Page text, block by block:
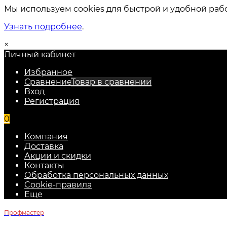
Мы используем cookies для быстрой и удобной
Узнать подробнее.
×
Личный кабинет
Избранное
СравнениеТовар в сравнении
Вход
Регистрация
0
Компания
Доставка
Акции и скидки
Контакты
Обработка персональных данных
Cookie-правила
Еще
Профмастер